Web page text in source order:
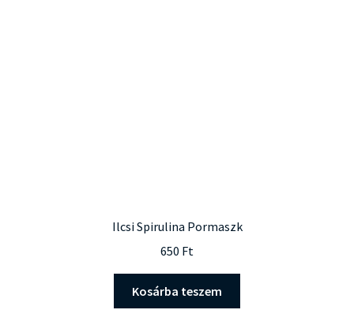
Ilcsi Spirulina Pormaszk
650 Ft
Kosárba teszem